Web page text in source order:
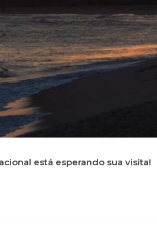
está esperando sua visita!